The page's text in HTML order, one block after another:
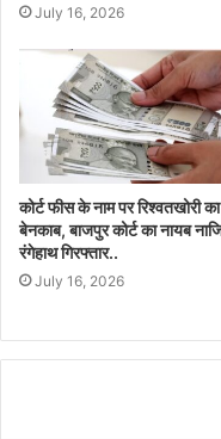
July 16, 2026
कोर्ट फीस के नाम पर रिश्वतखोरी
बेनकाब, बाजपुर कोर्ट का नायब
रंगेहाथ गिरफ्तार..
July 16, 2026